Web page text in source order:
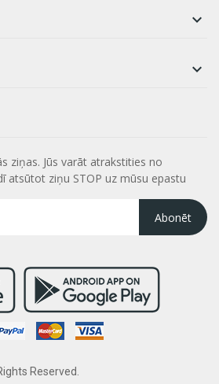


ziņas. Jūs varāt atrakstities no
atsūtot ziņu STOP uz mūsu epastu
Abonēt
Reserved.